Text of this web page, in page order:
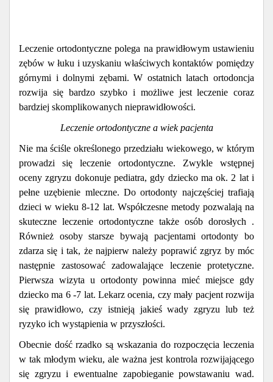
Leczenie ortodontyczne polega na prawidłowym ustawieniu
zębów w łuku i uzyskaniu właściwych kontaktów pomiędzy
górnymi i dolnymi zębami. W ostatnich latach ortodoncja
rozwija się bardzo szybko i możliwe jest leczenie coraz
bardziej skomplikowanych nieprawidłowości.
Leczenie ortodontyczne a wiek pacjenta
Nie ma ściśle określonego przedziału wiekowego, w którym
prowadzi się leczenie ortodontyczne. Zwykle wstępnej
oceny zgryzu dokonuje pediatra, gdy dziecko ma ok. 2 lat i
pełne uzębienie mleczne. Do ortodonty najczęściej trafiają
dzieci w wieku 8-12 lat. Współczesne metody pozwalają na
skuteczne leczenie ortodontyczne także osób dorosłych .
Również osoby starsze bywają pacjentami ortodonty bo
zdarza się i tak, że najpierw należy poprawić zgryz by móc
następnie zastosować zadowalające leczenie protetyczne.
Pierwsza wizyta u ortodonty powinna mieć miejsce gdy
dziecko ma 6 -7 lat. Lekarz ocenia, czy mały pacjent rozwija
się prawidłowo, czy istnieją jakieś wady zgryzu lub też
ryzyko ich wystąpienia w przyszłości.
Obecnie dość rzadko są wskazania do rozpoczęcia leczenia
w tak młodym wieku, ale ważna jest kontrola rozwijającego
się zgryzu i ewentualne zapobieganie powstawaniu wad.